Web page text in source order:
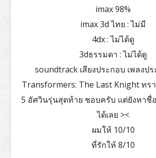
imax 98%
imax 3d ไทย : ไม่มี
4dx : ไม่ได้ดู
3dธรรมดา : ไม่ได้ดู
soundtrack เสียงประกอบ เพลงปร
Transformers: The Last Knight ทร
5 อัศวินรุ่นสุดท้าย ชอบครับ แต่ยังหาชื่
ได้เลย ><
ผมให้ 10/10
ที่รักให้ 8/10